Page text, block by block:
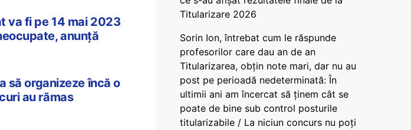
va fi pe 14 mai 2023
anunță
să organizeze încă o
au rămas
Titularizare 2026
Sorin Ion, întrebat cum le răspunde
profesorilor care dau an de an
Titularizarea, obțin note mari, dar nu au
post pe perioadă nedeterminată: În
ultimii ani am încercat să ținem cât se
poate de bine sub control posturile
titularizabile / La niciun concurs nu poți